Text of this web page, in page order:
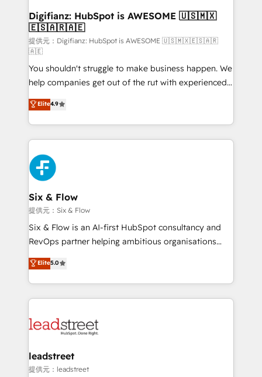
Transformation / Web Development • RevOps &
Sales Consulting • Marketing Automation What
makes us different? 🚀 Top 0.5% of global HubSpot
agencies ⚙️ The strongest technical ability and
integration capabilities 💼 Consultative, long-term
partners who will embed ourselves into your
business, processes and systems 🏢 We specialise in
working with mid-market and enterprise
organisations, global organisations and those with
complex use cases 🏆 CRM Implementation,
Platform Enablement, Custom Integration and
Onboarding Accredited 🔐 ISO27001 & ISO9001
Certified
Digifianz: HubSpot is AWESOME 🇺🇸🇲🇽
🇪🇸🇦🇷🇦🇪
提供元：Digifianz: HubSpot is AWESOME 🇺🇸🇲🇽🇪🇸🇦🇷
🇦🇪
You shouldn't struggle to make business happen. We
help companies get out of the rut with experienced,
process-oriented teams implementing HubSpot
Marketing, Sales, Service, CMS and Operations Hub,
so selling and actually engaging with your customers
feels easy and pain-free. We are a top ranked
HubSpot Elite Partner, winner of Rookie of the Year
and Customer First Awards, 4.9/5 rating in HubSpot
Reviews and 4.9/5 rating in Clutch Reviews. Digifianz
helps the following industries: logistics & 3PL, home
improvement & construction, branding and
commercialization, real estate, health, education,
SaaS, Software Dev & IT and consulting, make the
the United States, EU, UAE, Mexico and Latin
America. From casual user to super fan: make
Elite4.9
Six & Flow
提供元：Six & Flow
Six & Flow is an AI-first HubSpot consultancy and
RevOps partner helping ambitious organisations
grow with clarity, confidence, and intelligence.
Operating across the UK, Netherlands, Ireland, and
Canada, we’ve delivered thousands of successful
HubSpot projects for mid-market and enterprise
combine HubSpot, data, and AI to design connected
and technology for predictable, scalable revenue
growth. Our expertise spans RevOps, CRM and data
Elite5.0
leadstreet
提供元：leadstreet